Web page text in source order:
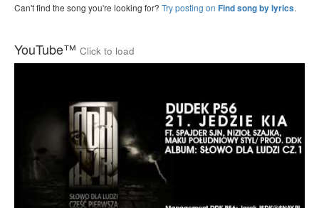
Can't find the song you're looking for? Try posting on Find song by lyrics.
YouTube™ Click to load